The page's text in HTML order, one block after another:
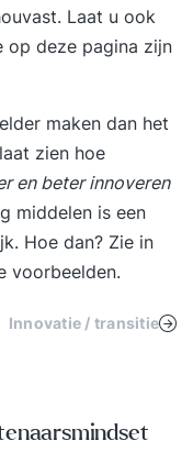
Laat u ook
op deze pagina zijn
maken dan het
zien hoe
en beter innoveren
middelen is een
Hoe dan? Zie in
voorbeelden.
Innovatie / transitie